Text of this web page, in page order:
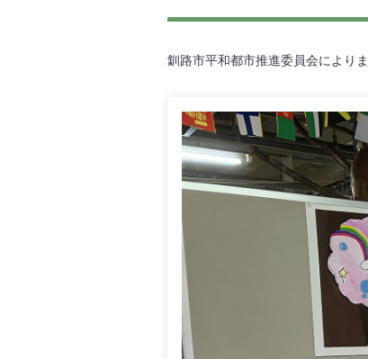
釧路市平和都市推進委員会により